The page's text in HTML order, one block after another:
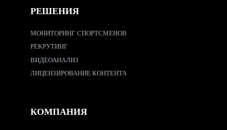
РЕШЕНИЯ
МОНИТОРИНГ СПОРТСМЕНОВ
РЕКРУТИНГ
ВИДЕОАНАЛИЗ
ЛИЦЕНЗИРОВАНИЕ КОНТЕНТА
КОМПАНИЯ